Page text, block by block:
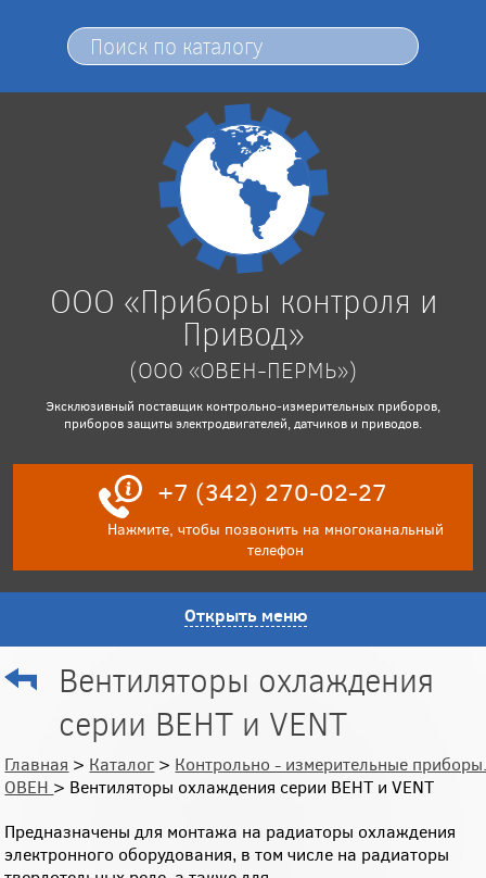
ООО «Приборы контроля и
Привод»
(ООО «ОВЕН-ПЕРМЬ»)
Эксклюзивный поставщик контрольно-измерительных приборов,
приборов защиты электродвигателей, датчиков и приводов.
+7 (342) 270-02-27
Нажмите, чтобы позвонить на многоканальный
телефон
Открыть меню
Вентиляторы охлаждения
серии ВЕНТ и VENT
Главная > Каталог > Контрольно - измерительные
ОВЕН > Вентиляторы охлаждения серии ВЕНТ и VENT
Предназначены для монтажа на радиаторы охлаждения
электронного оборудования, в том числе на радиаторы